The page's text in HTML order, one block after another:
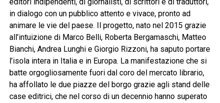
editori indipendenti, di giornalisti, di scrittori e di traduttori,
in dialogo con un pubblico attento e vivace, pronto ad
animare le vie del paese. Il progetto, nato nel 2015 grazie
all’intuizione di Marco Belli, Roberta Bergamaschi, Matteo
Bianchi, Andrea Lunghi e Giorgio Rizzoni, ha saputo portare
l’isola intera in Italia e in Europa. La manifestazione che si
batte orgogliosamente fuori dal coro del mercato librario,
ha affollato le due piazze del borgo grazie agli stand delle
case editrici, che nel corso di un decennio hanno superato